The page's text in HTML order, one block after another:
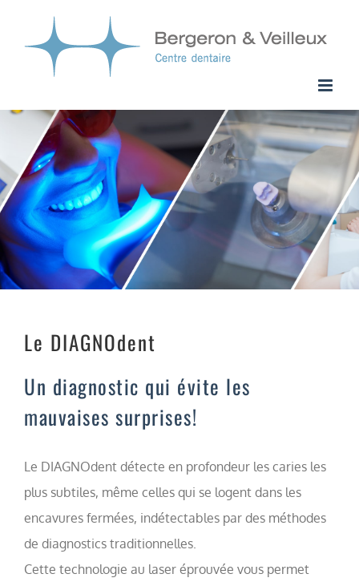
Le DIAGNOdent
Un diagnostic qui évite les
mauvaises surprises!
Le DIAGNOdent détecte en profondeur les caries les
plus subtiles, même celles qui se logent dans les
encavures fermées, indétectables par des méthodes
de diagnostics traditionnelles.
Cette technologie au laser éprouvée vous permet